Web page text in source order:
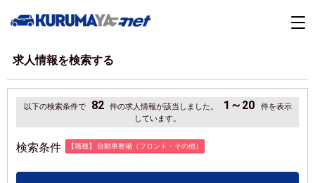
求人情報を検索する
以下の検索条件で 82 件の求人情報が該当しました。 1～20
件を表示
しています。
検索条件 【職種】 自動車整備（フロント・その他）